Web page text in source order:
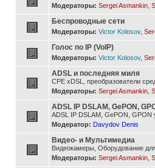
Модераторы: Sergei Asmankin
Беспроводные сети
Модераторы: Victor Kolosov,
Голос по IP (VoIP)
Модераторы: Victor Kolosov,
ADSL и последняя миля
CPE xDSL, преобразователи
Модераторы: Sergei Asmankin
ADSL IP DSLAM, GePON,
ADSL IP DSLAM, GePON, GPON
Модератор: Davydov Denis
Видео- и Мультимедиа
Видеокамеры, Оборудование
Модераторы: Sergei Asmankin